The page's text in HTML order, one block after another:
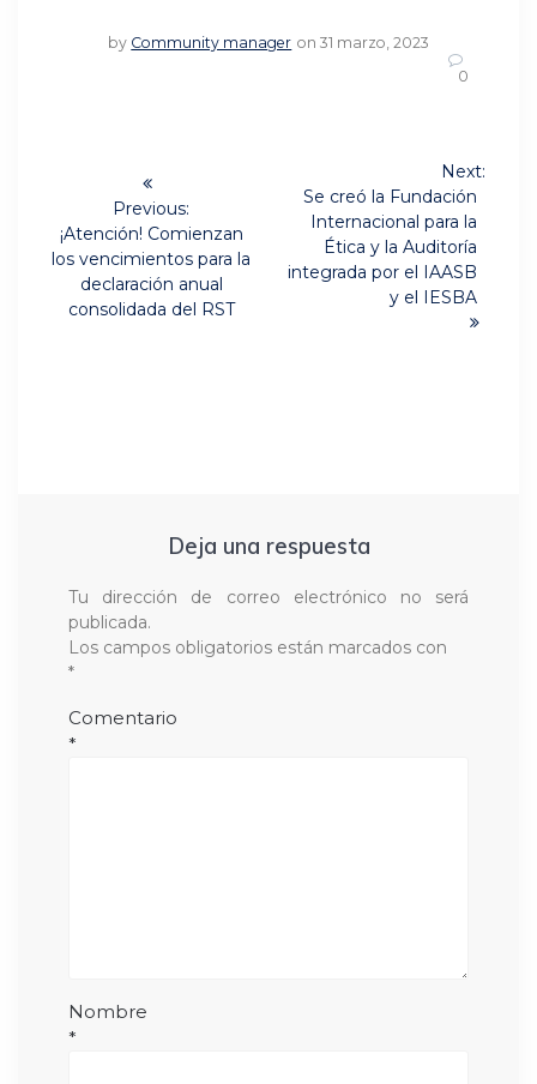
by Community manager on 31 marzo, 2023
0
entradas
Previous:
Previous
post:
¡Atención! Comienzan
los vencimientos para la
declaración anual
consolidada del RST
Next:
Next
post:
Se creó la Fundación
Internacional para la
Ética y la Auditoría
integrada por el IAASB
y el IESBA
Deja una respuesta
Tu dirección de correo electrónico no será
publicada.
Los campos obligatorios están marcados con
*
Comentario
*
Nombre
*